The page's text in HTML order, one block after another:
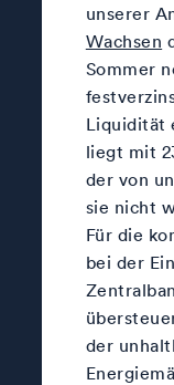
unserer
Wachsen
Sommer
Liquidität
liegt mit
der von
sie nicht
Für die
bei der
der